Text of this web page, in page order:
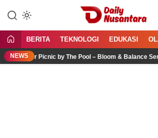
konten
Daily Nusantara
Menyajikan Fakta, Menginspirasi
BERITA TEKNOLOGI EDUKASI
NEWS
Picnic by The Pool – Bloom & Balance Series